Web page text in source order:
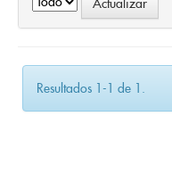
Resultados 1-1 de 1.